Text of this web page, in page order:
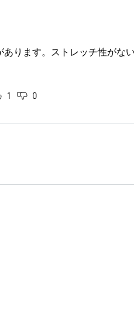
ります。ストレッチ性がな
1 0